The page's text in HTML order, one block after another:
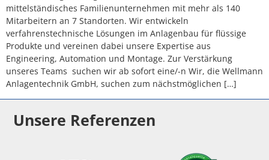
mittelständisches Familienunternehmen mit mehr als 140
Mitarbeitern an 7 Standorten. Wir entwickeln
verfahrenstechnische Lösungen im Anlagenbau für flüssige
Produkte und vereinen dabei unsere Expertise aus
Engineering, Automation und Montage. Zur Verstärkung
unseres Teams suchen wir ab sofort eine/-n Wir, die Wellmann
Anlagentechnik GmbH, suchen zum nächstmöglichen […]
Unsere Referenzen